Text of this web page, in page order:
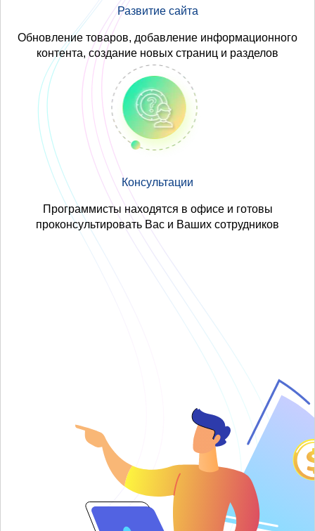
Развитие сайта
Обновление товаров, добавление информационного
контента, создание новых страниц и разделов
Консультации
Программисты находятся в офисе и готовы
проконсультировать Вас и Ваших сотрудников